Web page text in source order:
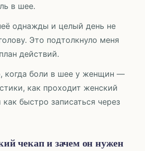
в шее.
однажды и целый день не
Это подтолкнуло меня
действий.
когда боли в шее у женщин —
как проходит женский
как быстро записаться через
чекап и зачем он нужен